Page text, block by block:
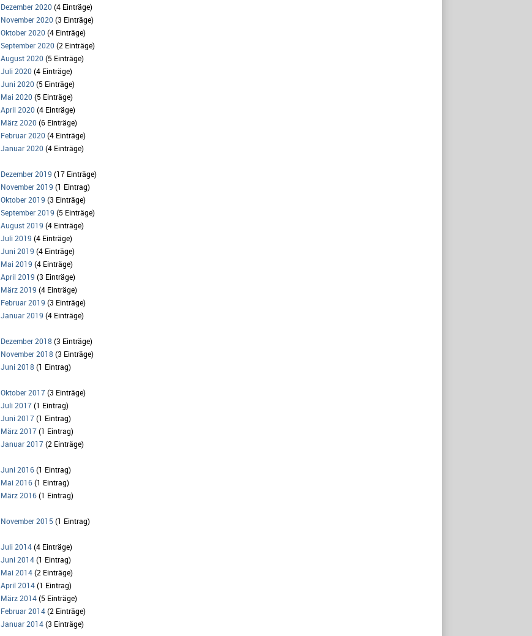
Dezember 2020 (4 Einträge)
November 2020 (3 Einträge)
Oktober 2020 (4 Einträge)
September 2020 (2 Einträge)
August 2020 (5 Einträge)
Juli 2020 (4 Einträge)
Juni 2020 (5 Einträge)
Mai 2020 (5 Einträge)
April 2020 (4 Einträge)
März 2020 (6 Einträge)
Februar 2020 (4 Einträge)
Januar 2020 (4 Einträge)
Dezember 2019 (17 Einträge)
November 2019 (1 Eintrag)
Oktober 2019 (3 Einträge)
September 2019 (5 Einträge)
August 2019 (4 Einträge)
Juli 2019 (4 Einträge)
Juni 2019 (4 Einträge)
Mai 2019 (4 Einträge)
April 2019 (3 Einträge)
März 2019 (4 Einträge)
Februar 2019 (3 Einträge)
Januar 2019 (4 Einträge)
Dezember 2018 (3 Einträge)
November 2018 (3 Einträge)
Juni 2018 (1 Eintrag)
Oktober 2017(3 Einträge)
Juli 2017(1 Eintrag)
Juni 2017(1 Eintrag)
März 2017(1 Eintrag)
Januar 2017(2 Einträge)
Juni 2016(1 Eintrag)
Mai 2016(1 Eintrag)
März 2016(1 Eintrag)
November 2015 (1 Eintrag)
Juli 2014(4 Einträge)
Juni 2014(1 Eintrag)
Mai 2014(2 Einträge)
April 2014(1 Eintrag)
März 2014(5 Einträge)
Februar 2014(2 Einträge)
Januar 2014(3 Einträge)